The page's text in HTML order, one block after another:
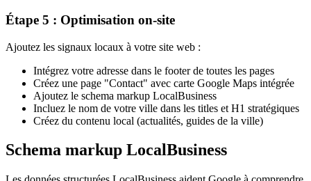
Étape 5 : Optimisation on-site
Ajoutez les signaux locaux à votre site web :
Intégrez votre adresse dans le footer de toutes les pages
Créez une page "Contact" avec carte Google Maps intégrée
Ajoutez le schema markup LocalBusiness
Incluez le nom de votre ville dans les titles et H1 stratégiques
Créez du contenu local (actualités, guides de la ville)
Schema markup LocalBusiness